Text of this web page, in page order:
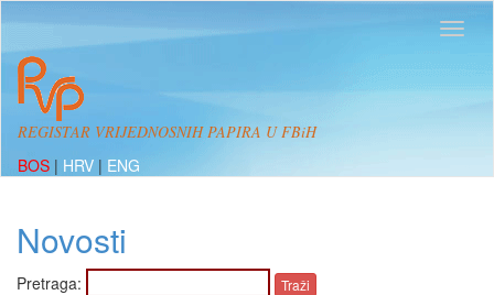
REGISTAR VRIJEDNOSNIH PAPIRA U FBiH
BOS | HRV | ENG
Novosti
Pretraga: